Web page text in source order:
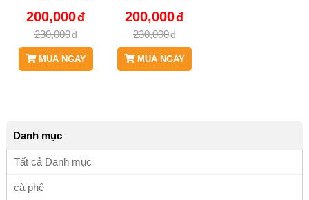
KHANG JD306
HOANGCAM
200,000
230,000
MUA NGAY
MÁU JD306
HOANGCAM
200,000
230,000
MUA NGAY
Danh mục
Tất cả Danh mục
cà phê